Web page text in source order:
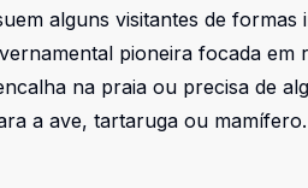
alguns visitantes de formas
pioneira focada em
na praia ou precisa de
a ave, tartaruga ou mamífero.